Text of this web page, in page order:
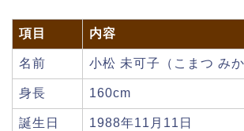
項目 内容
名前 小松 未可子（こまつ みか
身長 160cm
誕生日 1988年11月11日